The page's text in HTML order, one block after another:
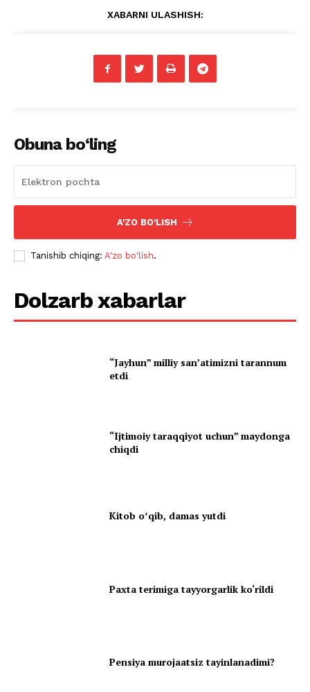
XABARNI ULASHISH:
Obuna bo‘ling
A'ZO BO'LISH
Tanishib chiqing: A'zo bo'lish.
Dolzarb xabarlar
“Jayhun” milliy san’atimizni tarannum
etdi
“Ijtimoiy taraqqiyot uchun” maydonga
chiqdi
Kitob oʻqib, damas yutdi
Paxta terimiga tayyorgarlik ko‘rildi
Pensiya murojaatsiz tayinlanadimi?